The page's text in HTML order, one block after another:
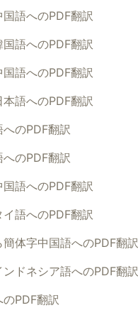
語へのPDF翻訳
語へのPDF翻訳
語へのPDF翻訳
語へのPDF翻訳
のPDF翻訳
のPDF翻訳
語へのPDF翻訳
語へのPDF翻訳
体字中国語へのPDF翻訳
ドネシア語へのPDF翻訳
PDF翻訳